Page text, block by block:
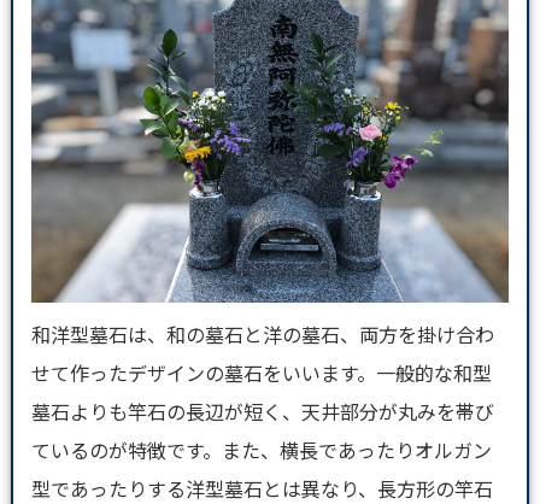
和洋型墓石は、和の墓石と洋の墓石、両方を掛け合わ
せて作ったデザインの墓石をいいます。一般的な和型
墓石よりも竿石の長辺が短く、天井部分が丸みを帯び
ているのが特徴です。また、横長であったりオルガン
型であったりする洋型墓石とは異なり、長方形の竿石